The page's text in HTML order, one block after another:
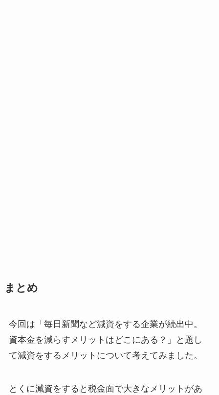
まとめ
今回は「毎日新聞など減資をする企業が続出中。
資本金を減らすメリットはどこにある？」と題し
て減資をするメリットについて考えてみました。
とくに減資をすると税金面で大きなメリットがあ